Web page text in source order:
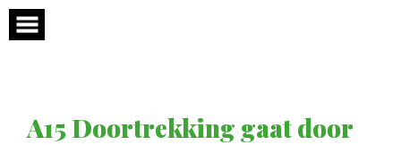
Skip
content
A15 Doortrekking gaat door